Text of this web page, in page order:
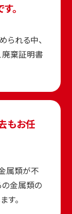
。
れる中、
廃棄証明書
もお任
属類が不
の金属類の
す。